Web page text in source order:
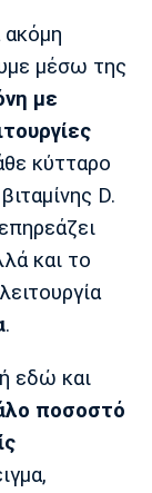
ακόμη
μέσω της
με
κύτταρο
D.
και το
.
εδώ και
ποσοστό